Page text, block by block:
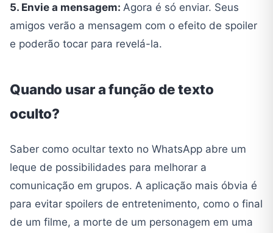
5. Envie a mensagem: Agora é só enviar. Seus
amigos verão a mensagem com o efeito de spoiler
e poderão tocar para revelá-la.
Quando usar a função de texto
oculto?
Saber como ocultar texto no WhatsApp abre um
leque de possibilidades para melhorar a
comunicação em grupos. A aplicação mais óbvia é
para evitar spoilers de entretenimento, como o final
de um filme, a morte de um personagem em uma